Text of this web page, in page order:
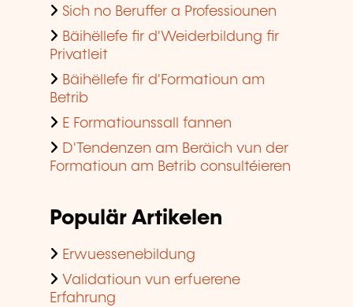
Sich no Beruffer a Professiounen
Bäihëllefe fir d'Weiderbildung fir
Privatleit
Bäihëllefe fir d'Formatioun am
Betrib
E Formatiounssall fannen
D'Tendenzen am Beräich vun der
Formatioun am Betrib consultéieren
Populär Artikelen
Erwuessenebildung
Validatioun vun erfuerene
Erfahrung